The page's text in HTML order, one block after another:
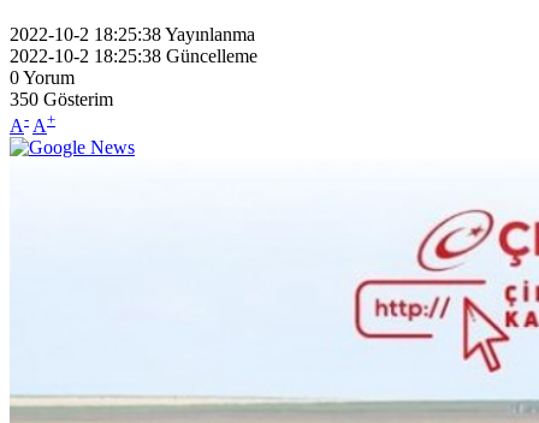
2022-10-2 18:25:38Yayınlanma
2022-10-2 18:25:38 Güncelleme
0Yorum
350 Gösterim
A- A+